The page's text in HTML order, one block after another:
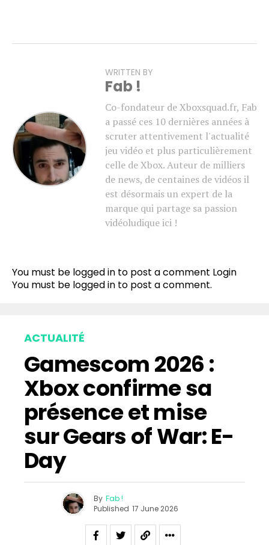
WRITTEN BY
Fab !
Co-fondateur de Xboxsquad.fr, Fab
a passé ces 10 dernières années à
scruter attentivement l'actualité
jeu vidéo et plus particulièrement
celle de Xbox. Auteur de milliers
de news, de centaines de vidéos il
est désormais un expert de la
marque qui partage sa passion
vidéoludique ici !
You must be logged in to post a comment Login
You must be logged in to post a comment.
ACTUALITÉ
Gamescom 2026 :
Xbox confirme sa
présence et mise
sur Gears of War: E-
Day
By Fab !
Published 17 June 2026